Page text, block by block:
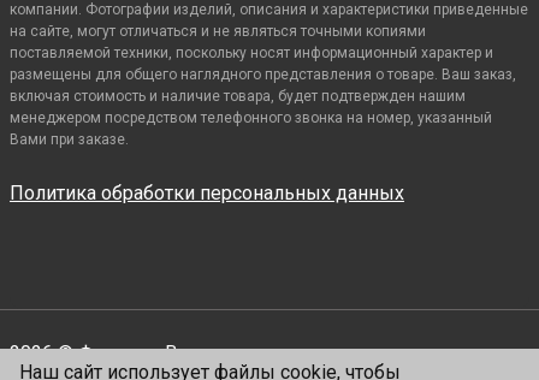
компании. Фотографии изделий, описания и характеристики приведенные
на сайте, могут отличаться и не являться точными копиями
поставляемой техники, поскольку носят информационный характер и
размещены для общего наглядного представления о товаре. Ваш заказ,
включая стоимость и наличие товара, будет подтвержден нашим
менеджером посредством телефонного звонка на номер, указанный
Вами при заказе.
Политика обработки персональных данных
2026 © Фенко.
Все права защищены
Наш сайт использует файлы cookie, чтобы